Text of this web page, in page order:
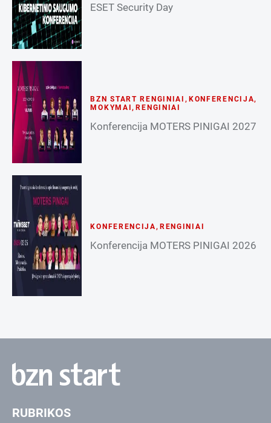
ESET Security Day
BZN START RENGINIAI , KONFERENCIJA,
MOKYMAI ,RENGINIAI
Konferencija MOTERS PINIGAI 2027
KONFERENCIJA, RENGINIAI
Konferencija MOTERS PINIGAI 2026
RUBRIKOS